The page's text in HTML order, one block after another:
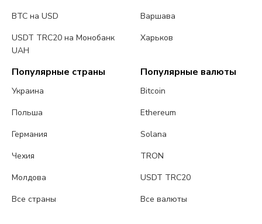
BTC на USD
USDT TRC20 на Монобанк
UAH
Варшава
Харьков
Популярные страны
Украина
Польша
Германия
Чехия
Молдова
Все страны
Популярные валюты
Bitcoin
Ethereum
Solana
TRON
USDT TRC20
Все валюты